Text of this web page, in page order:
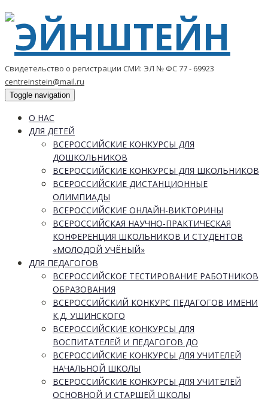
Свидетельство о регистрации СМИ: ЭЛ № ФС 77 - 69923
centreinstein@mail.ru
Toggle navigation
О НАС
ДЛЯ ДЕТЕЙ
ВСЕРОССИЙСКИЕ КОНКУРСЫ ДЛЯ
ДОШКОЛЬНИКОВ
ВСЕРОССИЙСКИЕ КОНКУРСЫ ДЛЯ ШКОЛЬНИКОВ
ВСЕРОССИЙСКИЕ ДИСТАНЦИОННЫЕ
ОЛИМПИАДЫ
ВСЕРОССИЙСКИЕ ОНЛАЙН-ВИКТОРИНЫ
ВСЕРОССИЙСКАЯ НАУЧНО-ПРАКТИЧЕСКАЯ
КОНФЕРЕНЦИЯ ШКОЛЬНИКОВ И СТУДЕНТОВ
«МОЛОДОЙ УЧЁНЫЙ»
ДЛЯ ПЕДАГОГОВ
ВСЕРОССИЙСКОЕ ТЕСТИРОВАНИЕ РАБОТНИКОВ
ОБРАЗОВАНИЯ
ВСЕРОССИЙСКИЙ КОНКУРС ПЕДАГОГОВ ИМЕНИ
К.Д. УШИНСКОГО
ВСЕРОССИЙСКИЕ КОНКУРСЫ ДЛЯ
ВОСПИТАТЕЛЕЙ И ПЕДАГОГОВ ДО
ВСЕРОССИЙСКИЕ КОНКУРСЫ ДЛЯ УЧИТЕЛЕЙ
НАЧАЛЬНОЙ ШКОЛЫ
ВСЕРОССИЙСКИЕ КОНКУРСЫ ДЛЯ УЧИТЕЛЕЙ
ОСНОВНОЙ И СТАРШЕЙ ШКОЛЫ